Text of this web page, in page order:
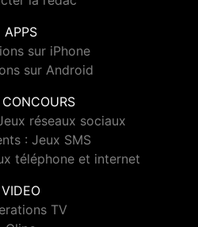
APPS
sur iPhone
sur Android
réseaux sociaux
: Jeux SMS
téléphone et internet
VIDEO
TV